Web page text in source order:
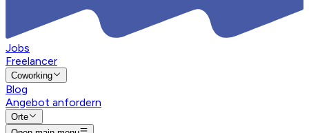
Jobs
Freelancer
Coworking
Blog
Angebot anfordern
Orte